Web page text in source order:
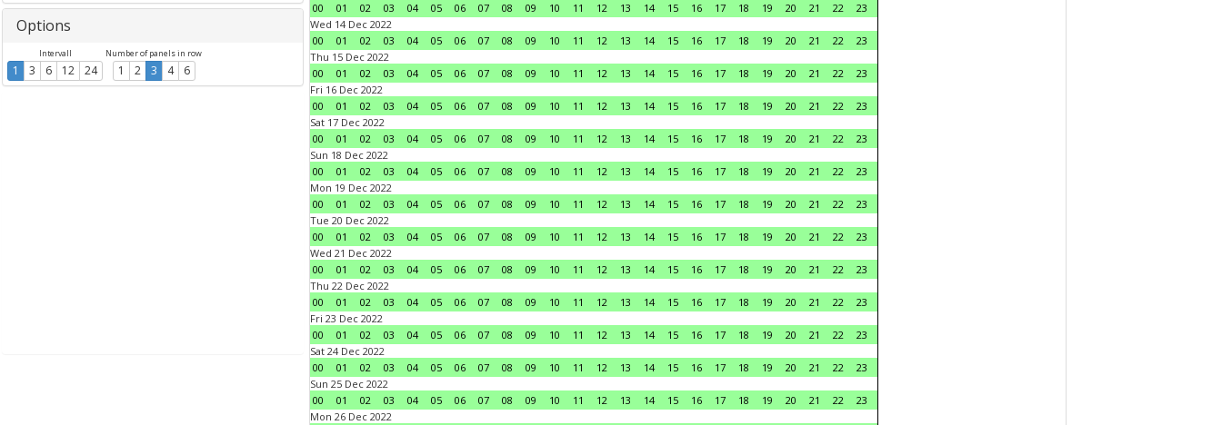
Options
Intervall
1 3 6 12 24
Number of panels in row
1 2 3 4 6
00
01 02 03 04 05 06 07 08 09 10 11 12 13 14 15 16 17 18 19 20 21 22
23
Wed 14 Dec 2022
00
01 02 03 04 05 06 07 08 09 10 11 12 13 14 15 16 17 18 19 20 21 22
23
Thu 15 Dec 2022
00
01 02 03 04 05 06 07 08 09 10 11 12 13 14 15 16 17 18 19 20 21 22
23
Fri 16 Dec 2022
00
01 02 03 04 05 06 07 08 09 10 11 12 13 14 15 16 17 18 19 20 21 22
23
Sat 17 Dec 2022
00
01 02 03 04 05 06 07 08 09 10 11 12 13 14 15 16 17 18 19 20 21 22
23
Sun 18 Dec 2022
00
01 02 03 04 05 06 07 08 09 10 11 12 13 14 15 16 17 18 19 20 21 22
23
Mon 19 Dec 2022
00
01 02 03 04 05 06 07 08 09 10 11 12 13 14 15 16 17 18 19 20 21 22
23
Tue 20 Dec 2022
00
01 02 03 04 05 06 07 08 09 10 11 12 13 14 15 16 17 18 19 20 21 22
23
Wed 21 Dec 2022
00
01 02 03 04 05 06 07 08 09 10 11 12 13 14 15 16 17 18 19 20 21 22
23
Thu 22 Dec 2022
00
01 02 03 04 05 06 07 08 09 10 11 12 13 14 15 16 17 18 19 20 21 22
23
Fri 23 Dec 2022
00
01 02 03 04 05 06 07 08 09 10 11 12 13 14 15 16 17 18 19 20 21 22
23
Sat 24 Dec 2022
00
01 02 03 04 05 06 07 08 09 10 11 12 13 14 15 16 17 18 19 20 21 22
23
Sun 25 Dec 2022
00
01 02 03 04 05 06 07 08 09 10 11 12 13 14 15 16 17 18 19 20 21 22
23
Mon 26 Dec 2022